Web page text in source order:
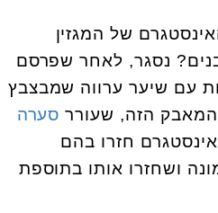
חשבון האינסטגרם של המגזין
נסגר, לאחר שפרסם
עם שיער ערווה שמבצבץ
הזה, שעוררסערה
חזרו בהם
ושחזרו אותו בתוספת